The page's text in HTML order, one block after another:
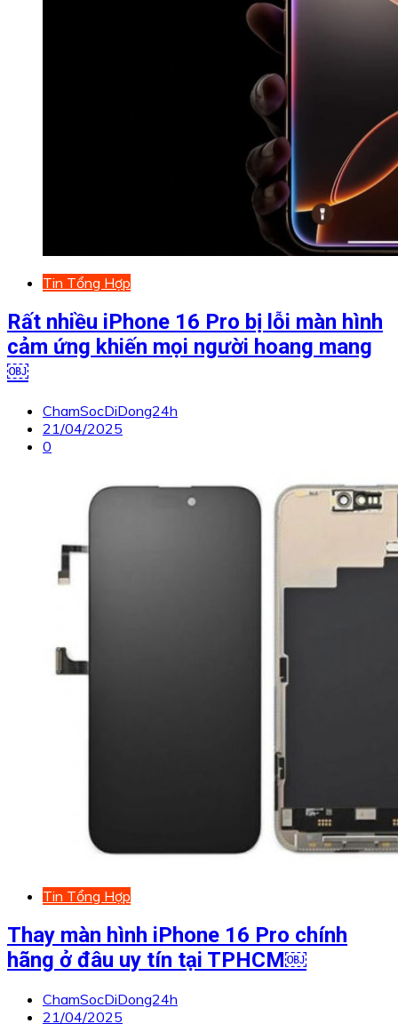
Tin Tổng Hợp
Rất nhiều iPhone 16 Pro bị lỗi màn hình
cảm ứng khiến mọi người hoang mang
￼
ChamSocDiDong24h
21/04/2025
0
Tin Tổng Hợp
Thay màn hình iPhone 16 Pro chính
hãng ở đâu uy tín tại TPHCM￼
ChamSocDiDong24h
21/04/2025